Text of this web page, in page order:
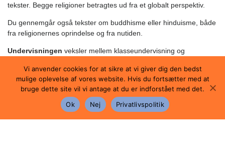
tekster. Begge religioner betragtes ud fra et globalt perspektiv.
Du gennemgår også tekster om buddhisme eller hinduisme, både
fra religionernes oprindelse og fra nutiden.
Undervisningen veksler mellem klasseundervisning og
forløbet udarbejdes et projekt og en projektrapport, der danner
grundlag for eksamen.
It inddrages i undervisningen til informationssøgning efter kilde-
og billedmateriale, og du lærer at forholde dig kritisk til kilderne på
internettet.
Vi anvender cookies for at sikre at vi giver dig den bedst
mulige oplevelse af vores website. Hvis du fortsætter med at
bruge dette site vil vi antage at du er indforstået med det.
Ok
Nej Privatlivspolitik